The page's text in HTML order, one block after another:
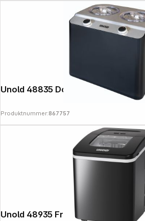
Unold 48835 Doppio
Produktnummer:867757
Unold 48935 Freeze Ice Cube
Copyright © 2000 - 2026 DIFOX. All